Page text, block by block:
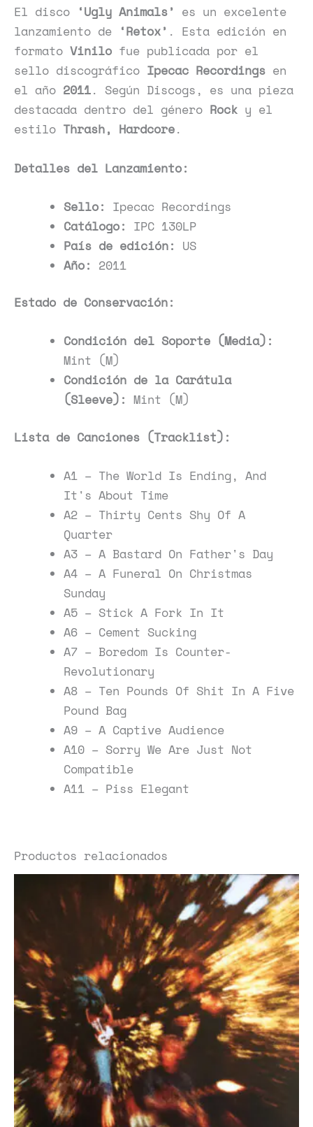
El disco ‘Ugly Animals’ es un excelente
lanzamiento de ‘Retox’ . Esta edición en
formato Vinilo fue publicada por el
sello discográfico Ipecac Recordings en
el año 2011. Según Discogs, es una pieza
destacada dentro del género Rock y el
estilo Thrash, Hardcore.
Detalles del Lanzamiento:
Sello: Ipecac Recordings
Catálogo: IPC 130LP
País de edición: US
Año: 2011
Estado de Conservación:
Condición del Soporte (Media):
Mint (M)
Condición de la Carátula
(Sleeve): Mint (M)
Lista de Canciones (Tracklist):
A1 – The World Is Ending, And
It's About Time
A2 – Thirty Cents Shy Of A
Quarter
A3 – A Bastard On Father's Day
A4 – A Funeral On Christmas
Sunday
A5 – Stick A Fork In It
A6 – Cement Sucking
A7 – Boredom Is Counter-
Revolutionary
A8 – Ten Pounds Of Shit In A Five
Pound Bag
A9 – A Captive Audience
A10 – Sorry We Are Just Not
Compatible
A11 – Piss Elegant
Productos relacionados